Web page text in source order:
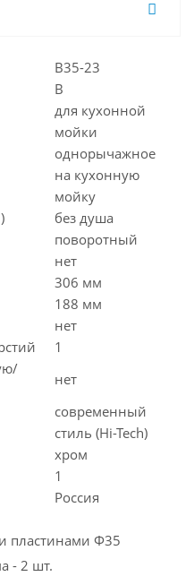
B35-23
B
для кухонной
мойки
однорычажное
на кухонную
мойку
без душа
поворотный
нет
306 мм
188 мм
нет
1
нет
современный
стиль (Hi-Tech)
хром
1
Россия
пластинами Ф35
- 2 шт.